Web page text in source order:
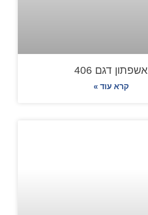
אשפתון דגם 406
קרא עוד »